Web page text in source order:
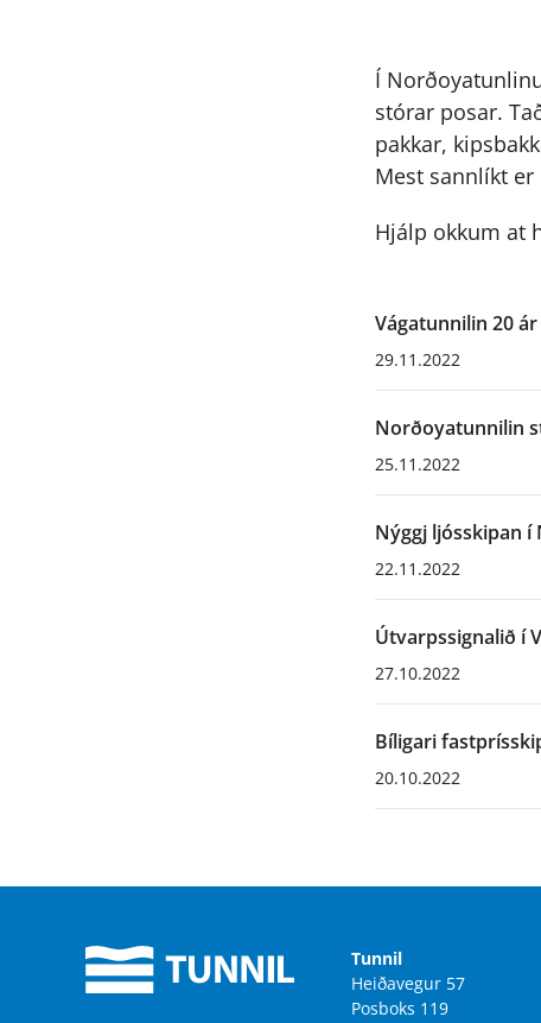
Í
stórar posar.
pakkar,
Mest sannlíkt
Hjálp okkum at
Vágatunnilin 20 ár
29.11.2022
Norðoyatunnilin
25.11.2022
Nýggj ljósskipan
22.11.2022
Útvarpssignalið í
27.10.2022
Bíligari
20.10.2022
Tunnil
Heiðavegur 57
Posboks 119